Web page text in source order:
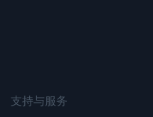
支持与服务